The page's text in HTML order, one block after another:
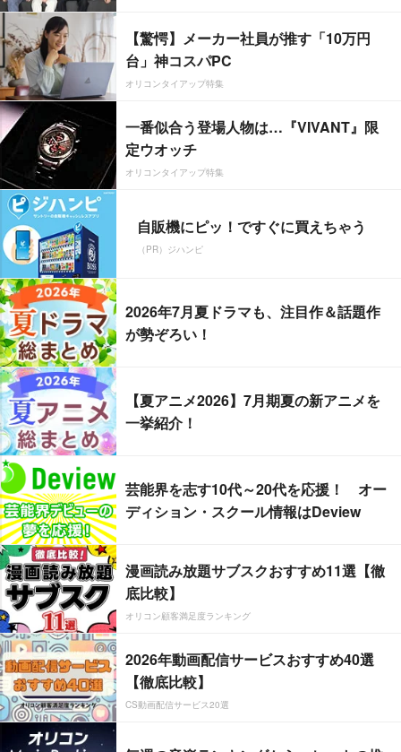
【驚愕】メーカー社員が推す「10万円
台」神コスパPC
オリコンタイアップ特集
一番似合う登場人物は…『VIVANT』限
定ウオッチ
オリコンタイアップ特集
自販機にピッ！ですぐに買えちゃう
（PR）ジハンピ
2026年7月夏ドラマも、注目作＆話題作
が勢ぞろい！
【夏アニメ2026】7月期夏の新アニメを
一挙紹介！
芸能界を志す10代～20代を応援！ オー
ディション・スクール情報はDeview
漫画読み放題サブスクおすすめ11選【徹
底比較】
オリコン顧客満足度ランキング
2026年動画配信サービスおすすめ40選
【徹底比較】
CS動画配信サービス20選